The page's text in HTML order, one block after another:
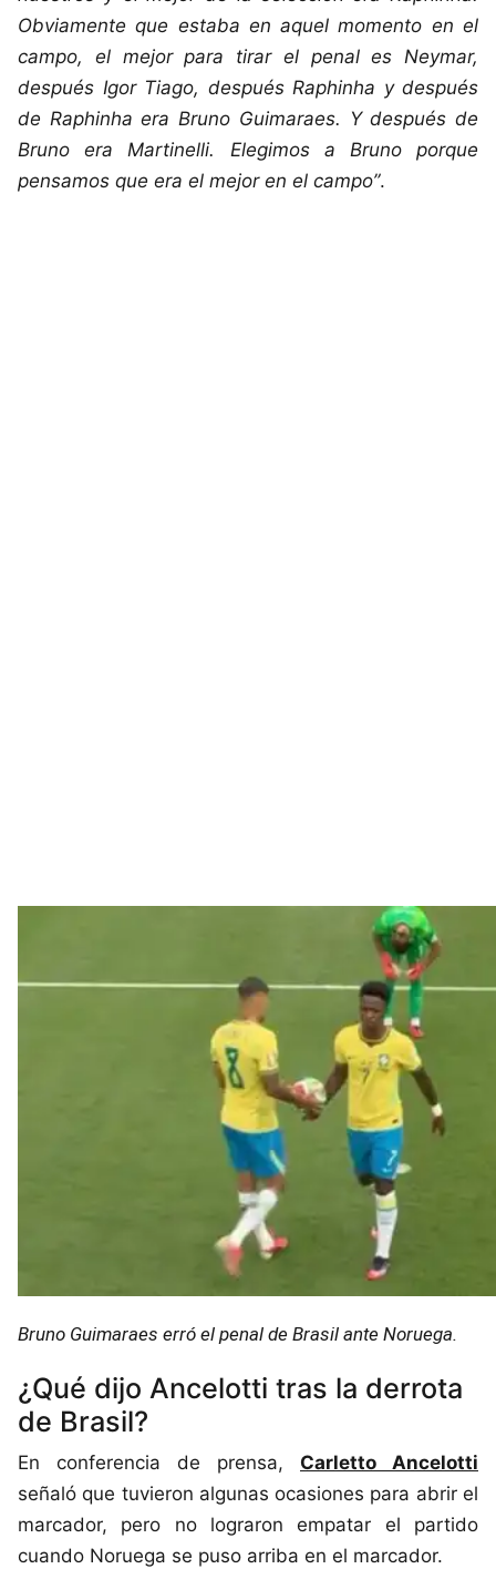
Obviamente que estaba en aquel momento en el
campo, el mejor para tirar el penal es Neymar,
después Igor Tiago, después Raphinha y después
de Raphinha era Bruno Guimaraes. Y después de
Bruno era Martinelli. Elegimos a Bruno porque
pensamos que era el mejor en el campo”.
Bruno Guimaraes erró el penal de Brasil ante Noruega.
¿Qué dijo Ancelotti tras la derrota
de Brasil?
En conferencia de prensa, Carletto Ancelotti
señaló que tuvieron algunas ocasiones para abrir el
marcador, pero no lograron empatar el partido
cuando Noruega se puso arriba en el marcador.